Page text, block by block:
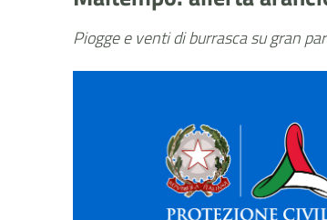
Piogge e venti di burrasca su gran